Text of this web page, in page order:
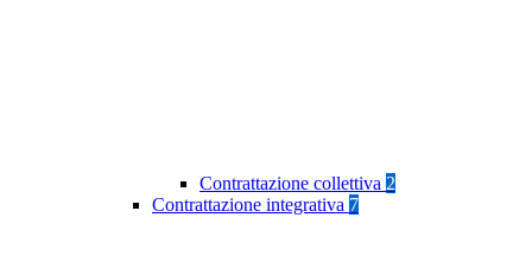
Contrattazione collettiva 2
Contrattazione integrativa 7